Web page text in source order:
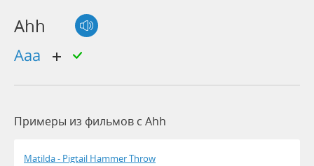
Ahh
ааа
Примеры из фильмов c Ahh
Matilda - Pigtail Hammer Throw